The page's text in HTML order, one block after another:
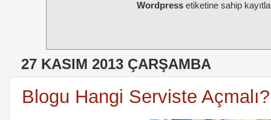
Wordpressetiketine sahip
27 KASIM 2013 ÇARŞAMBA
Blogu Hangi Serviste Açmalı?